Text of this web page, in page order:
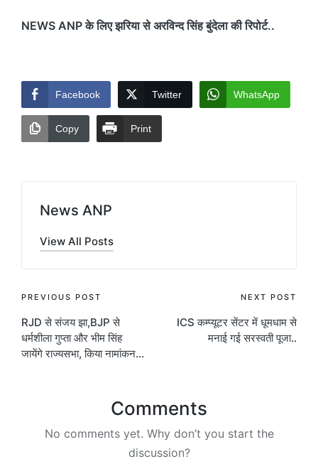
NEWS ANP के लिए झरिया से अरविन्द सिंह बुंदेला की रिपोर्ट..
Facebook Twitter WhatsApp
Copy Print
News ANP
View All Posts
Post
navigation
PREVIOUS POST
RJD से संजय झा,BJP से
धर्मशीला गुप्ता और भीम सिंह
जायेंगे राज्यसभा, किया नामांकन…
NEXT POST
ICS कम्प्यूटर सेंटर में धूमधाम से
मनाई गई सरस्वती पूजा..
Comments
No comments yet. Why don’t you start the
discussion?